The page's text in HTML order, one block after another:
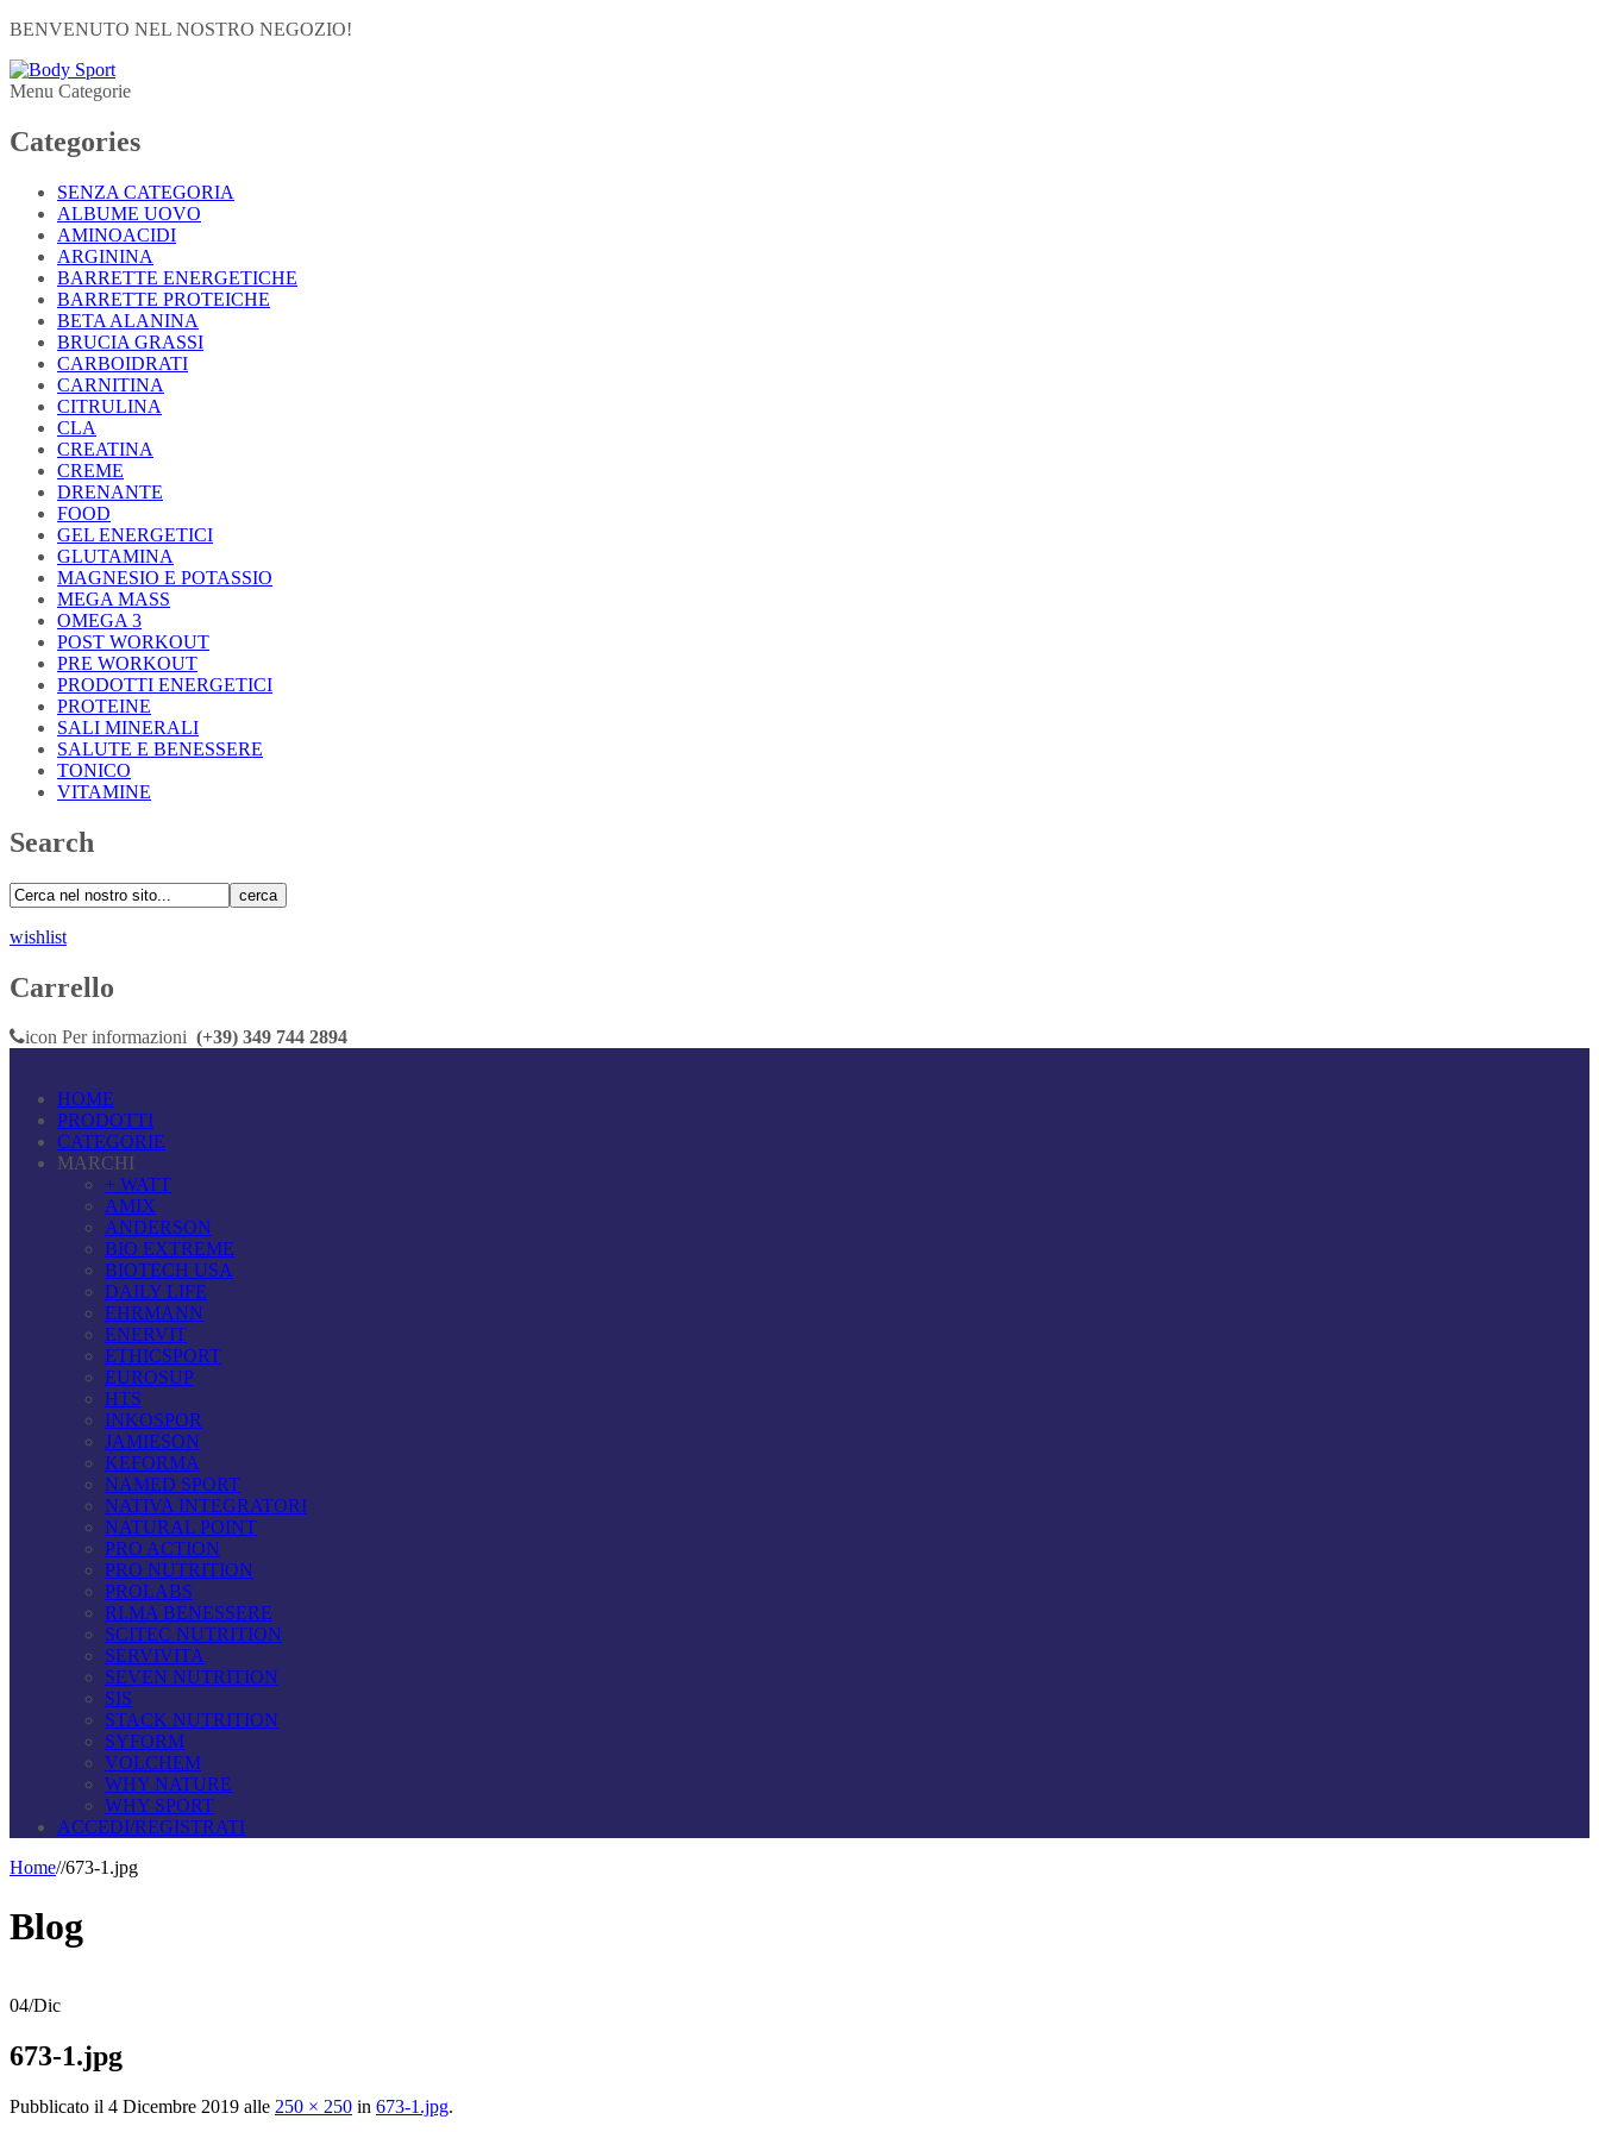
BENVENUTO NEL NOSTRO NEGOZIO!
Menu Categorie
Categories
SENZA CATEGORIA
ALBUME UOVO
AMINOACIDI
ARGININA
BARRETTE ENERGETICHE
BARRETTE PROTEICHE
BETA ALANINA
BRUCIA GRASSI
CARBOIDRATI
CARNITINA
CITRULINA
CLA
CREATINA
CREME
DRENANTE
FOOD
GEL ENERGETICI
GLUTAMINA
MAGNESIO E POTASSIO
MEGA MASS
OMEGA 3
POST WORKOUT
PRE WORKOUT
PRODOTTI ENERGETICI
PROTEINE
SALI MINERALI
SALUTE E BENESSERE
TONICO
VITAMINE
Search
cerca
wishlist
Carrello
icon Per informazioni (+39) 349 744 2894
HOME
PRODOTTI
CATEGORIE
MARCHI
+ WATT
AMIX
ANDERSON
BIO EXTREME
BIOTECH USA
DAILY LIFE
EHRMANN
ENERVIT
ETHICSPORT
EUROSUP
HTS
INKOSPOR
JAMIESON
KEFORMA
NAMED SPORT
NATIVA INTEGRATORI
NATURAL POINT
PRO ACTION
PRO NUTRITION
PROLABS
RI.MA BENESSERE
SCITEC NUTRITION
SERVIVITA
SEVEN NUTRITION
SIS
STACK NUTRITION
SYFORM
VOLCHEM
WHY NATURE
WHY SPORT
ACCEDI/REGISTRATI
Home//673-1.jpg
Blog
04/Dic
673-1.jpg
Pubblicato il 4 Dicembre 2019 alle 250 × 250 in 673-1.jpg.